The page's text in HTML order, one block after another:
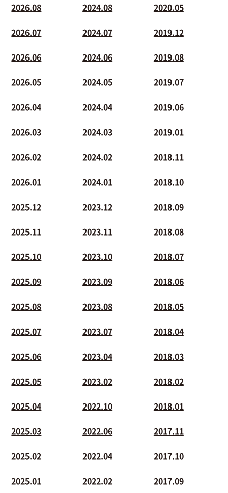
2026.08
2026.07
2026.06
2026.05
2026.04
2026.03
2026.02
2026.01
2025.12
2025.11
2025.10
2025.09
2025.08
2025.07
2025.06
2025.05
2025.04
2025.03
2025.02
2025.01
2024.08
2024.07
2024.06
2024.05
2024.04
2024.03
2024.02
2024.01
2023.12
2023.11
2023.10
2023.09
2023.08
2023.07
2023.04
2023.02
2022.10
2022.06
2022.04
2022.02
2020.05
2019.12
2019.08
2019.07
2019.06
2019.01
2018.11
2018.10
2018.09
2018.08
2018.07
2018.06
2018.05
2018.04
2018.03
2018.02
2018.01
2017.11
2017.10
2017.09